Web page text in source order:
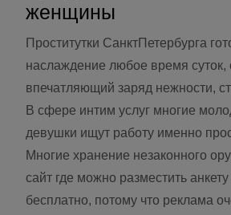
женщины
Проститутки СанктПетербурга
наслаждение любое время суток,
впечатляющий заряд нежности,
В сфере интим услуг многие
девушки ищут работу именно
Многие хранение незаконного
сайт где можно разместить анкету
бесплатно, потому что реклама